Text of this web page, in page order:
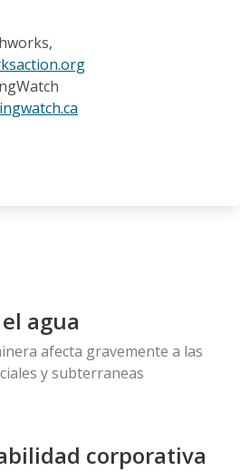
,
agua
afecta gravemente a las
y subterraneas
corporativa